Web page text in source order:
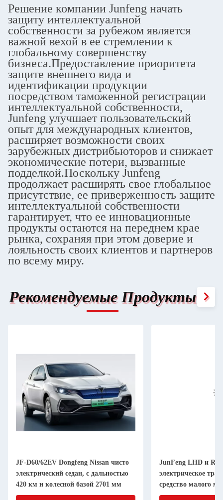
Решение компании Junfeng начать
защиту интеллектуальной
собственности за рубежом является
важной вехой в ее стремлении к
глобальному совершенству
бизнеса.Предоставление приоритета
защите внешнего вида и
идентификации продукции
посредством таможенной регистрации
интеллектуальной собственности,
Junfeng улучшает пользовательский
опыт для международных клиентов,
расширяет возможности своих
зарубежных дистрибьюторов и снижает
экономические потери, вызванные
подделкой.Поскольку Junfeng
продолжает расширять свое глобальное
присутствие, ее приверженность защите
интеллектуальной собственности
гарантирует, что ее инновационные
продукты остаются на переднем крае
рынка, сохраняя при этом доверие и
лояльность своих клиентов и партнеров
по всему миру.
Рекомендуемые Продукты
JF-D60/62EV Dongfeng Nissan чисто
электрический седан, с дальностью
420 км и колесной базой 2701 мм
JunFeng LHD и
электрическое
средство малого
F10